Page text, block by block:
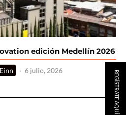
edición Medellín 2026
· 6 julio, 2026 REGÍSTRATE AQUÍ